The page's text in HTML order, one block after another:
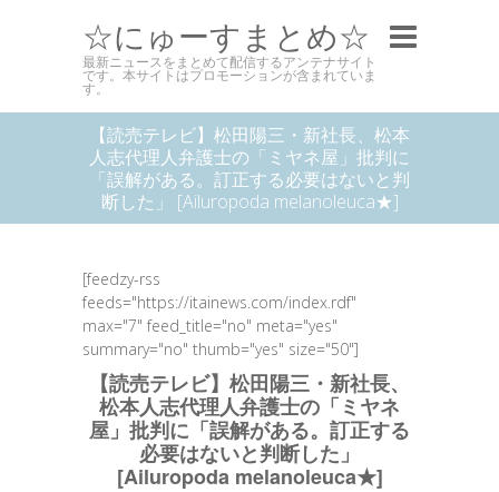
☆にゅーすまとめ☆
最新ニュースをまとめて配信するアンテナサイト
です。本サイトはプロモーションが含まれていま
す。
【読売テレビ】松田陽三・新社長、松本
人志代理人弁護士の「ミヤネ屋」批判に
「誤解がある。訂正する必要はないと判
断した」 [Ailuropoda melanoleuca★]
[feedzy-rss
feeds="https://itainews.com/index.rdf"
max="7" feed_title="no" meta="yes"
summary="no" thumb="yes" size="50"]
【読売テレビ】松田陽三・新社長、
松本人志代理人弁護士の「ミヤネ
屋」批判に「誤解がある。訂正する
必要はないと判断した」
[Ailuropoda melanoleuca★]